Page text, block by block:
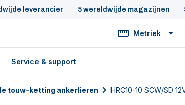
leverancier 5 wereldwijde magazijnen
Metriek
Service & support
touw-ketting ankerlieren HRC10-10 SCW/SD